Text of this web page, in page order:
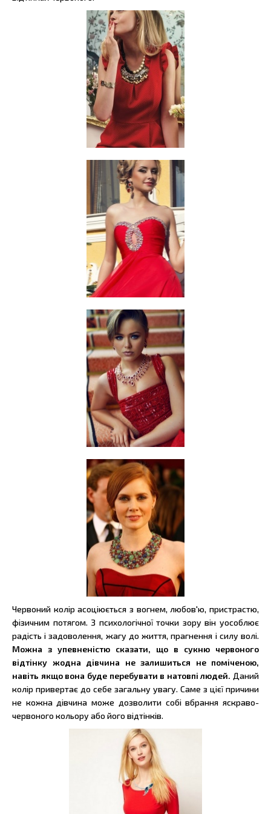
Червоний колір асоціюється з вогнем, любов'ю, пристрастю,
фізичним потягом. З психологічної точки зору він уособлює
радість і задоволення, жагу до життя, прагнення і силу волі.
Можна з упевненістю сказати, що в сукню червоного
відтінку жодна дівчина не залишиться не поміченою,
навіть якщо вона буде перебувати в натовпі людей. Даний
колір привертає до себе загальну увагу. Саме з цієї причини
не кожна дівчина може дозволити собі вбрання яскраво-
червоного кольору або його відтінків.